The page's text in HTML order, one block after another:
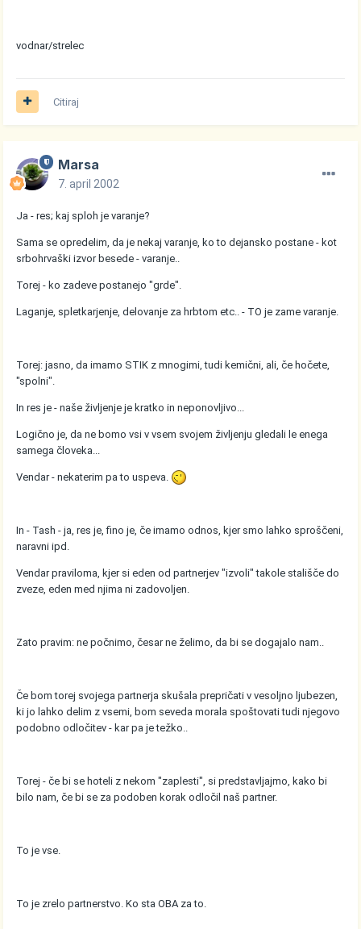
vodnar/strelec
Citiraj
Marsa
7. april 2002
Ja - res; kaj sploh je varanje?
Sama se opredelim, da je nekaj varanje, ko to dejansko postane - kot
srbohrvaški izvor besede - varanje..
Torej - ko zadeve postanejo "grde".
Laganje, spletkarjenje, delovanje za hrbtom etc.. - TO je zame varanje.
Torej: jasno, da imamo STIK z mnogimi, tudi kemični, ali, če hočete,
"spolni".
In res je - naše življenje je kratko in neponovljivo...
Logično je, da ne bomo vsi v vsem svojem življenju gledali le enega
samega človeka...
Vendar - nekaterim pa to uspeva.
In - Tash - ja, res je, fino je, če imamo odnos, kjer smo lahko sproščeni,
naravni ipd.
Vendar praviloma, kjer si eden od partnerjev "izvoli" takole stališče do
zveze, eden med njima ni zadovoljen.
Zato pravim: ne počnimo, česar ne želimo, da bi se dogajalo nam..
Če bom torej svojega partnerja skušala prepričati v vesoljno ljubezen,
ki jo lahko delim z vsemi, bom seveda morala spoštovati tudi njegovo
podobno odločitev - kar pa je težko..
Torej - če bi se hoteli z nekom "zaplesti", si predstavljajmo, kako bi
bilo nam, če bi se za podoben korak odločil naš partner.
To je vse.
To je zrelo partnerstvo. Ko sta OBA za to.